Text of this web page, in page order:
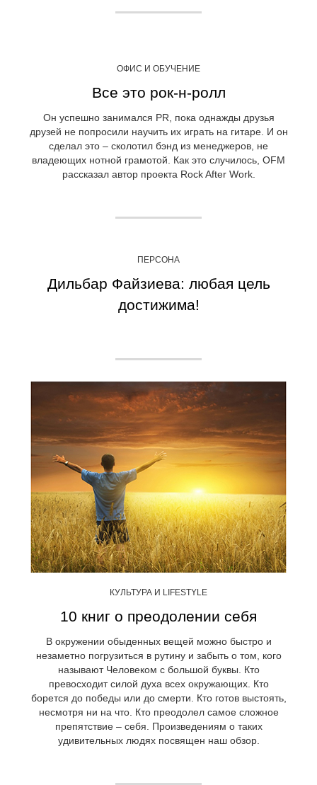
ОФИС И ОБУЧЕНИЕ
Все это рок-н-ролл
Он успешно занимался PR, пока однажды друзья
друзей не попросили научить их играть на гитаре. И он
сделал это – сколотил бэнд из менеджеров, не
владеющих нотной грамотой. Как это случилось, OFM
рассказал автор проекта Rock After Work.
ПЕРСОНА
Дильбар Файзиева: любая цель
достижима!
КУЛЬТУРА И LIFESTYLE
10 книг о преодолении себя
В окружении обыденных вещей можно быстро и
незаметно погрузиться в рутину и забыть о том, кого
называют Человеком с большой буквы. Кто
превосходит силой духа всех окружающих. Кто
борется до победы или до смерти. Кто готов выстоять,
несмотря ни на что. Кто преодолел самое сложное
препятствие – себя. Произведениям о таких
удивительных людях посвящен наш обзор.